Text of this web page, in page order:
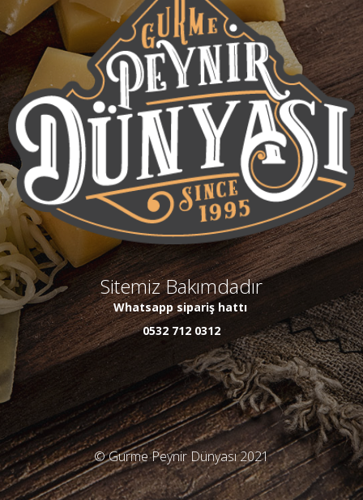
Sitemiz Bakımdadır
Whatsapp sipariş hattı
0532 712 0312
© Gurme Peynir Dünyası 2021